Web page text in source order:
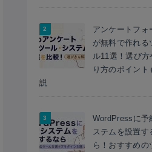
アンケートフォ
が無料で作れる
ル11選！選び方
り方のポイント
説
WordPressに予
ステムを設置す
ら！おすすめの